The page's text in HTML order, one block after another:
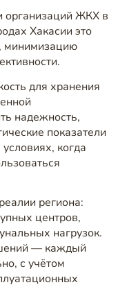
ЖКХ в
Хакасии это
минимизацию
для хранения
надежность,
показатели
когда
региона:
центров,
нагрузок.
— каждый
с учётом